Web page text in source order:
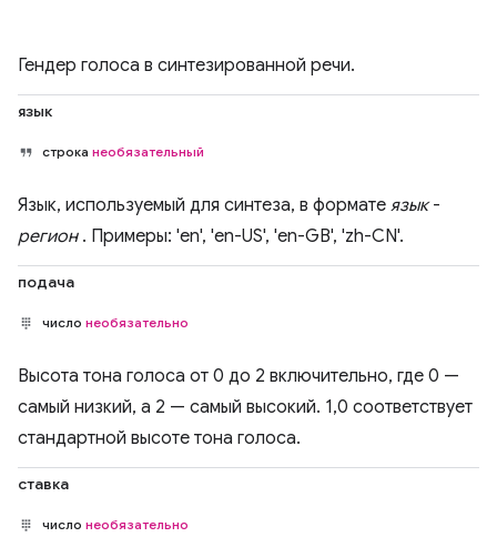
Гендер голоса в синтезированной речи.
язык
строка необязательный
Язык, используемый для синтеза, в формате язык-
регион. Примеры: 'en', 'en-US', 'en-GB', 'zh-CN'.
подача
число необязательно
Высота тона голоса от 0 до 2 включительно, где 0 —
самый низкий, а 2 — самый высокий. 1,0 соответствует
стандартной высоте тона голоса.
ставка
число необязательно